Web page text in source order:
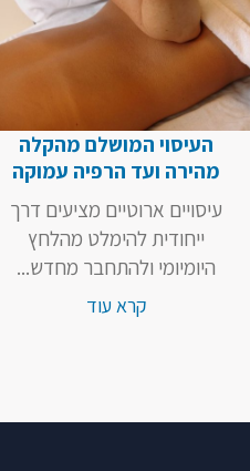
העיסוי המושלם מהקלה
מהירה ועד הרפיה עמוקה
עיסויים ארוטיים מציעים דרך
ייחודית להימלט מהלחץ
היומיומי ולהתחבר מחדש...
קרא עוד